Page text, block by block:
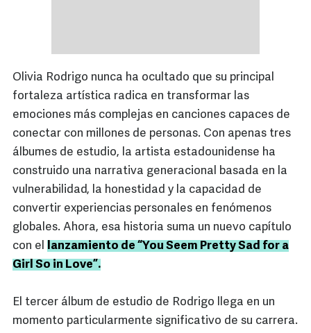
Olivia Rodrigo nunca ha ocultado que su principal
fortaleza artística radica en transformar las
emociones más complejas en canciones capaces de
conectar con millones de personas. Con apenas tres
álbumes de estudio, la artista estadounidense ha
construido una narrativa generacional basada en la
vulnerabilidad, la honestidad y la capacidad de
convertir experiencias personales en fenómenos
globales. Ahora, esa historia suma un nuevo capítulo
con el lanzamiento de “You Seem Pretty Sad for a
Girl So in Love”.
El tercer álbum de estudio de Rodrigo llega en un
momento particularmente significativo de su carrera.